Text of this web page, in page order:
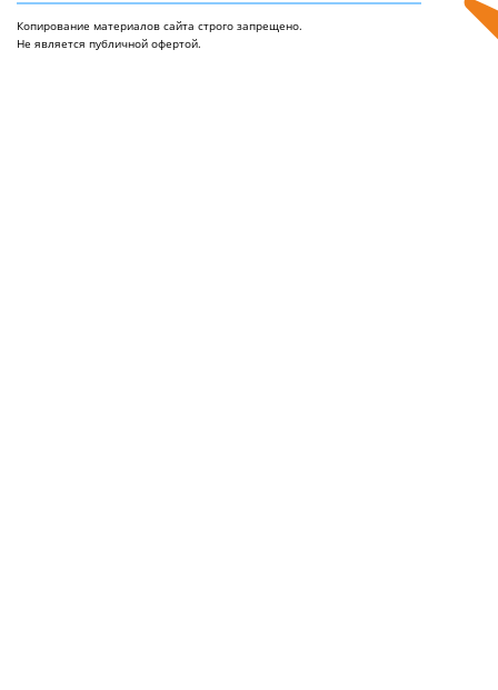
Копирование материалов сайта строго запрещено.
Не является публичной офертой.